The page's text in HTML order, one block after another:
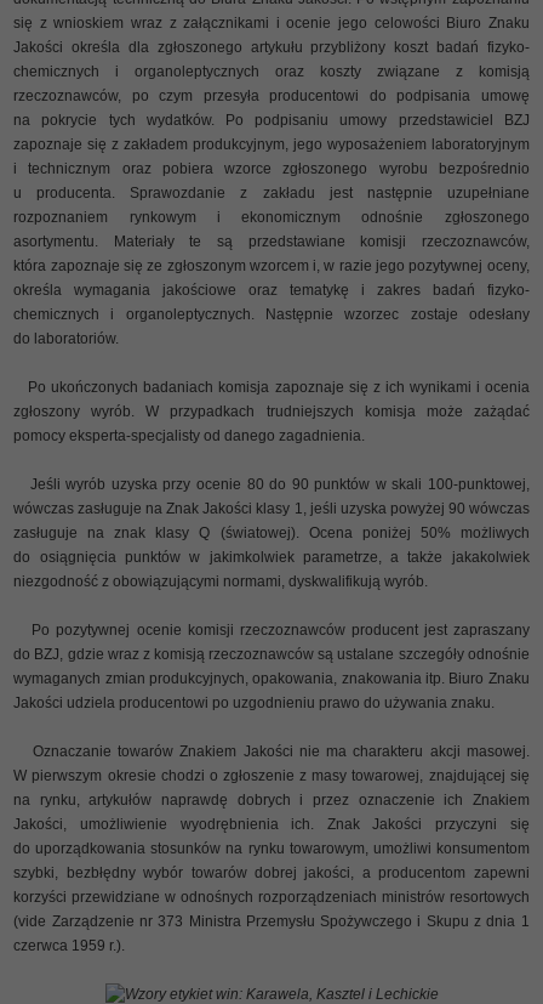
się z wnioskiem wraz z załącznikami i ocenie jego celowości Biuro Znaku
Jakości określa dla zgłoszonego artykułu przybliżony koszt badań fizyko-
chemicznych i organoleptycznych oraz koszty związane z komisją
rzeczoznawców, po czym przesyła producentowi do podpisania umowę
na pokrycie tych wydatków. Po podpisaniu umowy przedstawiciel BZJ
zapoznaje się z zakładem produkcyjnym, jego wyposażeniem laboratoryjnym
i technicznym oraz pobiera wzorce zgłoszonego wyrobu bezpośrednio
u producenta. Sprawozdanie z zakładu jest następnie uzupełniane
rozpoznaniem rynkowym i ekonomicznym odnośnie zgłoszonego
asortymentu. Materiały te są przedstawiane komisji rzeczoznawców,
która zapoznaje się ze zgłoszonym wzorcem i, w razie jego pozytywnej oceny,
określa wymagania jakościowe oraz tematykę i zakres badań fizyko-
chemicznych i organoleptycznych. Następnie wzorzec zostaje odesłany
do laboratoriów.
Po ukończonych badaniach komisja zapoznaje się z ich wynikami i ocenia
zgłoszony wyrób. W przypadkach trudniejszych komisja może zażądać
pomocy eksperta-specjalisty od danego zagadnienia.
Jeśli wyrób uzyska przy ocenie 80 do 90 punktów w skali 100-punktowej,
wówczas zasługuje na Znak Jakości klasy 1, jeśli uzyska powyżej 90 wówczas
zasługuje na znak klasy Q (światowej). Ocena poniżej 50% możliwych
do osiągnięcia punktów w jakimkolwiek parametrze, a także jakakolwiek
niezgodność z obowiązującymi normami, dyskwalifikują wyrób.
Po pozytywnej ocenie komisji rzeczoznawców producent jest zapraszany
do BZJ, gdzie wraz z komisją rzeczoznawców są ustalane szczegóły odnośnie
wymaganych zmian produkcyjnych, opakowania, znakowania itp. Biuro Znaku
Jakości udziela producentowi po uzgodnieniu prawo do używania znaku.
Oznaczanie towarów Znakiem Jakości nie ma charakteru akcji masowej.
W pierwszym okresie chodzi o zgłoszenie z masy towarowej, znajdującej się
na rynku, artykułów naprawdę dobrych i przez oznaczenie ich Znakiem
Jakości, umożliwienie wyodrębnienia ich. Znak Jakości przyczyni się
do uporządkowania stosunków na rynku towarowym, umożliwi konsumentom
szybki, bezbłędny wybór towarów dobrej jakości, a producentom zapewni
korzyści przewidziane w odnośnych rozporządzeniach ministrów resortowych
(vide Zarządzenie nr 373 Ministra Przemysłu Spożywczego i Skupu z dnia 1
czerwca 1959 r.).
Wzory etykiet win: Karawela, Kasztel i Lechickie